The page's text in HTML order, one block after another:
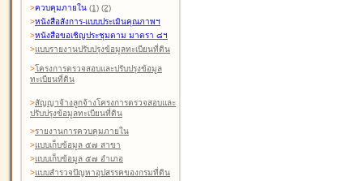
>ควบคุมภายใน (1) (2)
>หนังสือสังการ-แบบประเมินคุณภาพฯ
>หนังสือขอเชิญประชุมตาม มาตรา ๘ฯ
>แบบรายงานปรับปรุงข้อมูลทะเบียนที่ดิน
>โครงการตรวจสอบและปรับปรุงข้อมูล
ทะเบียนที่ดิน
>สัญญาจ้างลูกจ้างโครงการตรวจสอบและ
ปรับปรุงข้อมูลทะเบียนที่ดิน
>รายงานการควบคุมภายใน
>แบบเก็บข้อมูล ๕๗ สาขา
>แบบเก็บข้อมูล ๕๗ อำเภอ
>แบบสำรวจปัญหาอุปสรรคของกรมที่ดิน